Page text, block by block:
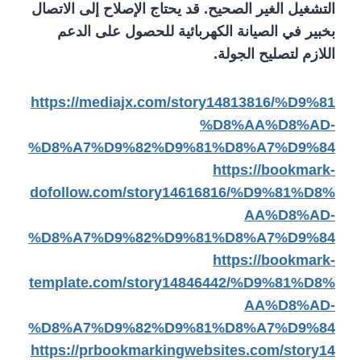
التشغيل الغير الصحيح. قد يحتاج الإصلاح إلى الاتصال
بخبير في الصيانة الكهربائية للحصول على الدعم
اللازم لتصليح الجولة.
https://mediajx.com/story14813816/%D9%81
%D8%AA%D8%AD-
%D8%A7%D9%82%D9%81%D8%A7%D9%84
https://bookmark-
dofollow.com/story14616816/%D9%81%D8%
AA%D8%AD-
%D8%A7%D9%82%D9%81%D8%A7%D9%84
https://bookmark-
template.com/story14846442/%D9%81%D8%
AA%D8%AD-
%D8%A7%D9%82%D9%81%D8%A7%D9%84
https://prbookmarkingwebsites.com/story14